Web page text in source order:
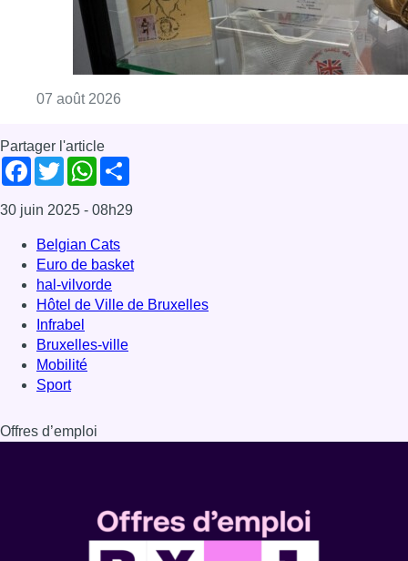
Euro de basket
hal-vilvorde
Hôtel de Ville de Bruxelles
Infrabel
Bruxelles-ville
Sport
Offres d’emploi